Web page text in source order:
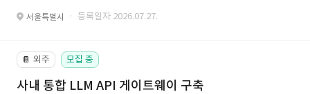
서울특별시 · 등록일자 2026.07.27.
📔 외주 모집 중
사내 통합 LLM API 게이트웨이 구축